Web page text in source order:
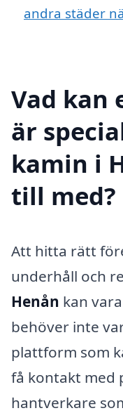
andra städer
Vad kan
är
kamin i
till med?
Att hitta rätt
underhåll och
Henån kan
behöver inte
plattform som
få kontakt med
hantverkare